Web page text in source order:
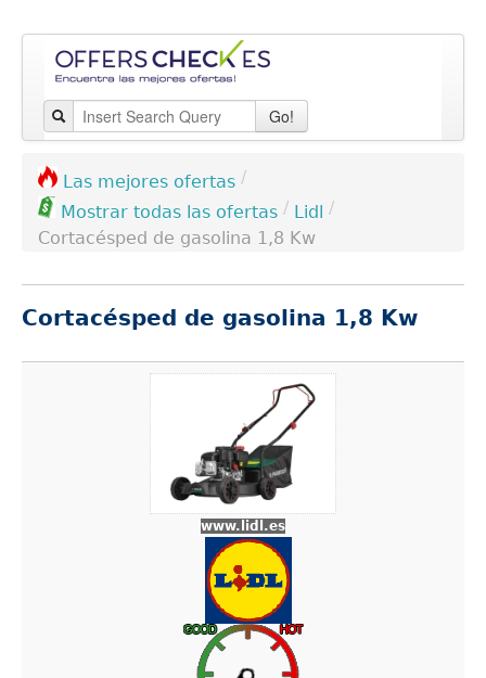
Go!
Las mejores ofertas /
Mostrar todas las ofertas / Lidl /
Cortacésped de gasolina 1,8 Kw
Cortacésped de gasolina 1,8 Kw
www.lidl.es